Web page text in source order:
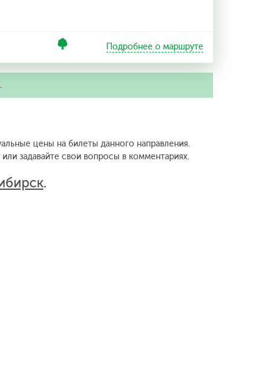
Подробнее о маршруте
цены на билеты данного направления.
задавайте свои вопросы в комментариях.
.